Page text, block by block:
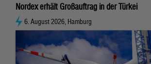
Nordex erhält Großauftrag in der Türkei
6. August 2026, Hamburg